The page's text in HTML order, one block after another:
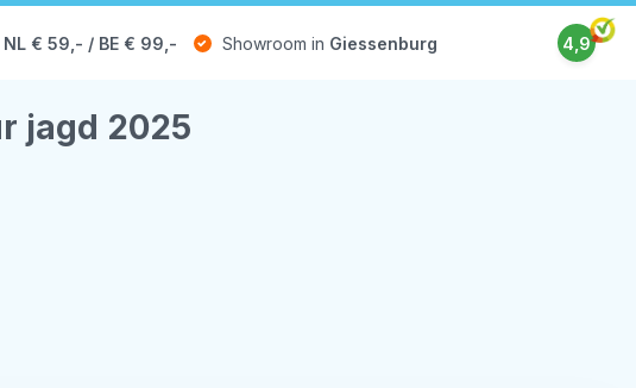
NL € 59,- / BE € 99,- Showroom in Giessenburg 4,9
jagd 2025